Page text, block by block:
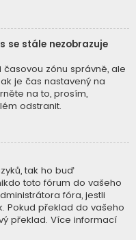
se stále nezobrazuje
časovou zónu správně, ale
je čas nastavený na
na to, prosím,
odstranit.
tak ho buď
toto fórum do vašeho
fóra, jestli
Pokud překlad do vašeho
překlad. Více informací